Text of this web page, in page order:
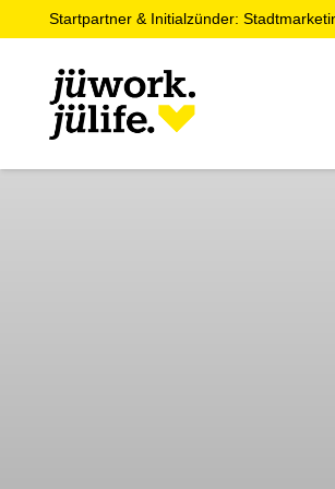
Startpartner & Initialzünder: